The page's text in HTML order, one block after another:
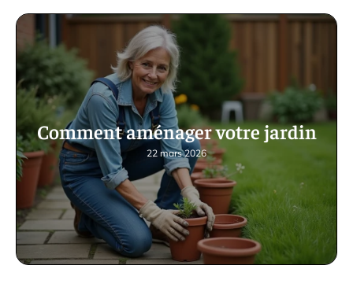
Comment aménager votre jardin
22 mars 2026